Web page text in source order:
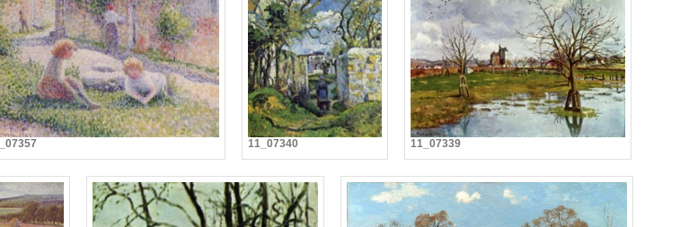
11_07340 11_07339